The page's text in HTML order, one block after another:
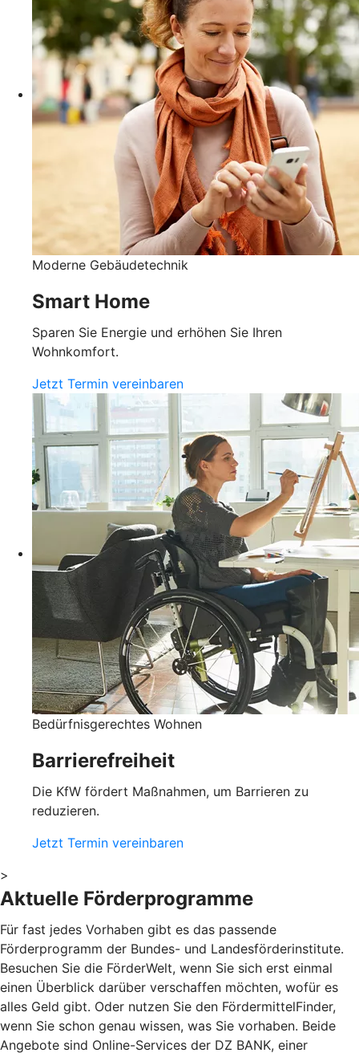
Moderne Gebäudetechnik
Smart Home
Sparen Sie Energie und erhöhen Sie Ihren
Wohnkomfort.
Jetzt Termin vereinbaren
Bedürfnisgerechtes Wohnen
Barrierefreiheit
Die KfW fördert Maßnahmen, um Barrieren zu
reduzieren.
Jetzt Termin vereinbaren
>
Aktuelle Förderprogramme
Für fast jedes Vorhaben gibt es das passende
Förderprogramm der Bundes- und Landesförderinstitute.
Besuchen Sie die FörderWelt, wenn Sie sich erst einmal
einen Überblick darüber verschaffen möchten, wofür es
alles Geld gibt. Oder nutzen Sie den FördermittelFinder,
wenn Sie schon genau wissen, was Sie vorhaben. Beide
Angebote sind Online-Services der DZ BANK, einer